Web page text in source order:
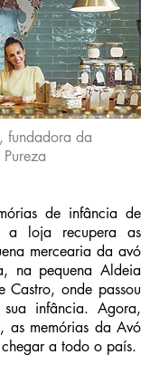
fundadora da
de infância de
a loja recupera as
mercearia da avó
na pequena Aldeia
Castro, onde passou
infância. Agora,
, as memórias da Avó
a todo o país.